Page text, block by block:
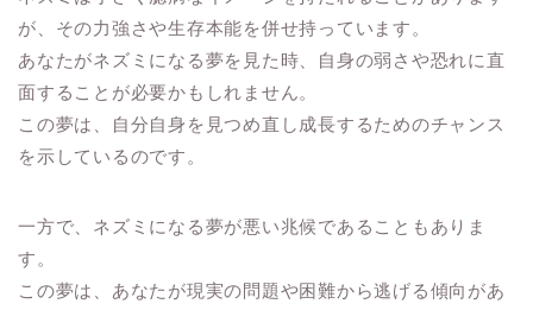
が、その力強さや生存本能を併せ持っています。
あなたがネズミになる夢を見た時、自身の弱さや恐れに直
面することが必要かもしれません。
この夢は、自分自身を見つめ直し成長するためのチャンス
を示しているのです。
一方で、ネズミになる夢が悪い兆候であることもありま
す。
この夢は、あなたが現実の問題や困難から逃げる傾向があ